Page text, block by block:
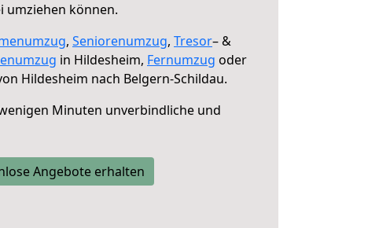
umziehen können.
, Seniorenumzug, Tresor– &
in Hildesheim, Fernumzug oder
Hildesheim nach Belgern-Schildau.
Minuten unverbindliche und
Angebote erhalten